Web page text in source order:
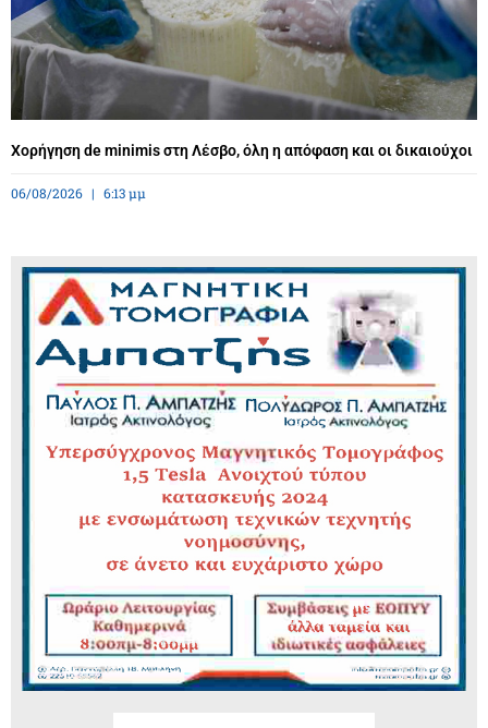
Χορήγηση de minimis στη Λέσβο, όλη η απόφαση και οι δικαιούχοι
06/08/2026 6:13 μμ